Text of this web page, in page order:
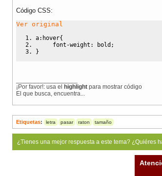
Código CSS:
Ver original
a:hover{
font-weight : bold ;
}
¡Por favor!: usa el highlight para mostrar código
El que busca, encuentra...
Etiquetas: letra pasar raton tamaño
¿Tienes una mejor respuesta a este tema? ¿Quiéres